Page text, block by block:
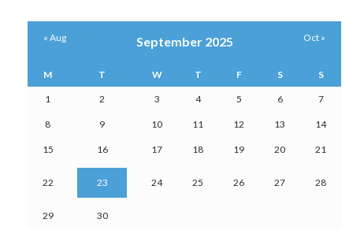
September 2025
M T W T F S S
1 2 3 4 5 6 7
8 9 10 11 12 13 14
15 16 17 18 19 20 21
22 23 24 25 26 27 28
29 30
« Aug Oct »